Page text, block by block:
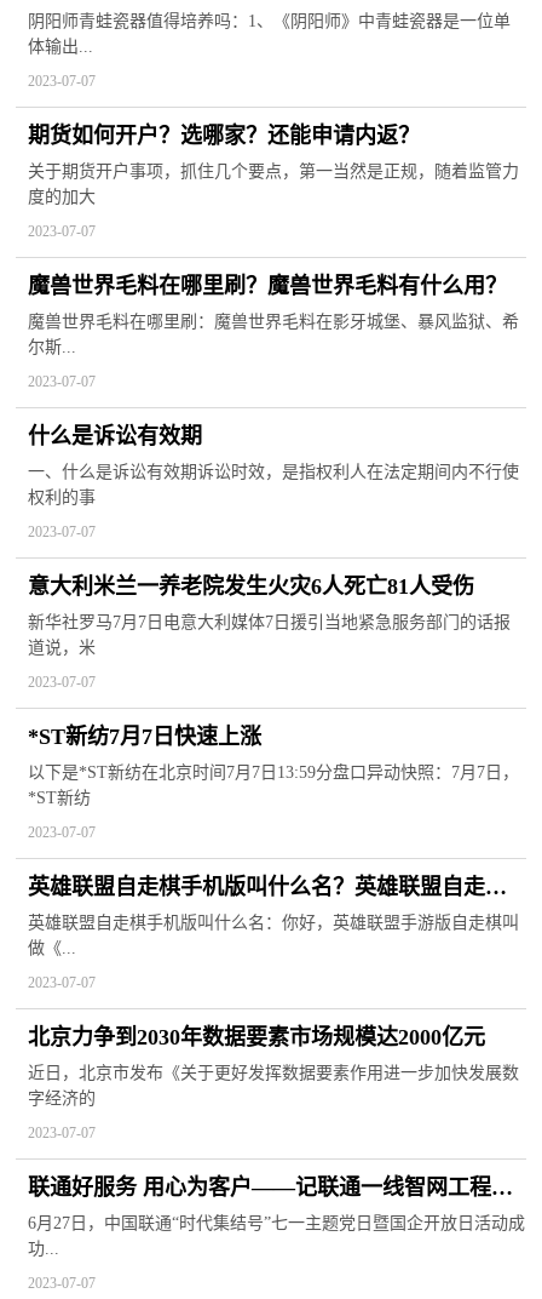
最多？
阴阳师青蛙瓷器值得培养吗：1、《阴阳师》中青蛙瓷器是一位单
体输出...
2023-07-07
期货如何开户？选哪家？还能申请内返？
关于期货开户事项，抓住几个要点，第一当然是正规，随着监管力
度的加大
2023-07-07
魔兽世界毛料在哪里刷？魔兽世界毛料有什么用？
魔兽世界毛料在哪里刷：魔兽世界毛料在影牙城堡、暴风监狱、希
尔斯...
2023-07-07
什么是诉讼有效期
一、什么是诉讼有效期诉讼时效，是指权利人在法定期间内不行使
权利的事
2023-07-07
意大利米兰一养老院发生火灾6人死亡81人受伤
新华社罗马7月7日电意大利媒体7日援引当地紧急服务部门的话报
道说，米
2023-07-07
*ST新纺7月7日快速上涨
以下是*ST新纺在北京时间7月7日13:59分盘口异动快照：7月7日，
*ST新纺
2023-07-07
英雄联盟自走棋手机版叫什么名？英雄联盟自走棋
最新阵容推荐
英雄联盟自走棋手机版叫什么名：你好，英雄联盟手游版自走棋叫
做《...
2023-07-07
北京力争到2030年数据要素市场规模达2000亿元
近日，北京市发布《关于更好发挥数据要素作用进一步加快发展数
字经济的
2023-07-07
联通好服务 用心为客户——记联通一线智网工程师
践行为民承诺的工作日常
6月27日，中国联通“时代集结号”七一主题党日暨国企开放日活动成
功...
2023-07-07